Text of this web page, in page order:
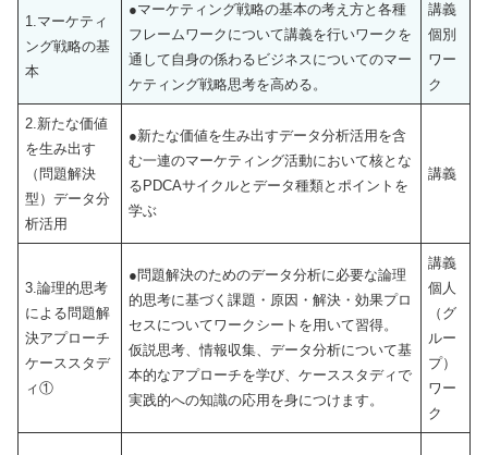
1.マーケティ
ング戦略の基
本
●マーケティング戦略の基本の考え方と各種
フレームワークについて講義を行いワークを
通して自身の係わるビジネスについてのマー
ケティング戦略思考を高める。
講義
個別
ワー
ク
2.新たな価値
を生み出す
（問題解決
型）データ分
析活用
●新たな価値を生み出すデータ分析活用を含
む一連のマーケティング活動において核とな
るPDCAサイクルとデータ種類とポイントを
学ぶ
講義
3.論理的思考
による問題解
決アプローチ
ケーススタデ
ィ①
●問題解決のためのデータ分析に必要な論理
的思考に基づく課題・原因・解決・効果プロ
セスについてワークシートを用いて習得。
仮説思考、情報収集、データ分析について基
本的なアプローチを学び、ケーススタディで
実践的への知識の応用を身につけます。
講義
個人
（グ
ルー
プ）
ワー
ク